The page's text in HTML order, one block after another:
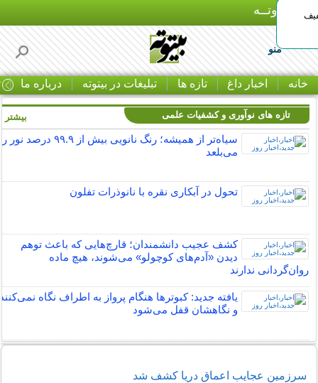
بـیتوتــه
منو
خانه اخبار داغ تازه ها تبلیغات در بیتوته درباره ما
50% تخفیف
تازه های نوآوری و کشفیات علمی
سیاه‌تر از همیشه؛ رنگ نانویی بیش از ۹۹.۹ درصد نور
می‌بلعد
تحول در آبکاری نقره با نانوذرات تفلون
کشف عجیب دانشمندان؛ قارچ‌هایی که باعث توهم
دیدن «آدم‌های کوچولو» می‌شوند، هیچ ماده
روان‌گردانی ندارند
یافته جدید:‌ کبوترها هنگام پرواز به اطراف نگاه
و نگاهشان قفل می‌شود
بیشتر
سرزمین عجایب اعماق دریا کشف شد